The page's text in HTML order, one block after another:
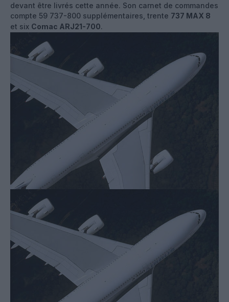
devant être livrés cette année. Son carnet de commandes
compte 59 737-800 supplémentaires, trente 737 MAX 8
et six Comac ARJ21-700.